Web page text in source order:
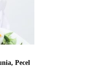
Pecel